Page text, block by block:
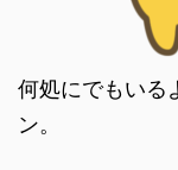
何処にでもいる
ン。